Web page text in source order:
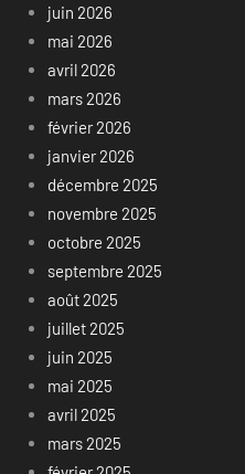
juin 2026
mai 2026
avril 2026
mars 2026
février 2026
janvier 2026
décembre 2025
novembre 2025
octobre 2025
septembre 2025
août 2025
juillet 2025
juin 2025
mai 2025
avril 2025
mars 2025